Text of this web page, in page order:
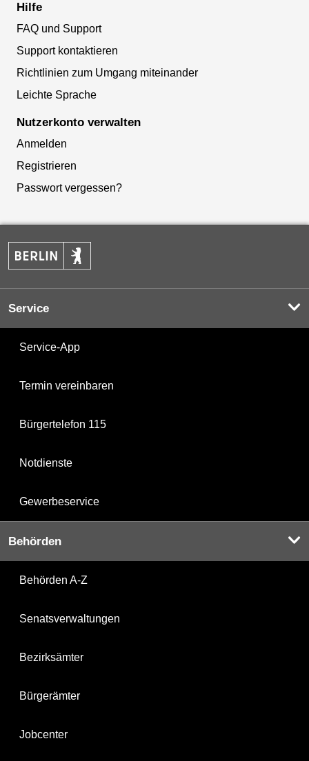
Hilfe
FAQ und Support
Support kontaktieren
Richtlinien zum Umgang miteinander
Leichte Sprache
Nutzerkonto verwalten
Anmelden
Registrieren
Passwort vergessen?
Service
Service-App
Termin vereinbaren
Bürgertelefon 115
Notdienste
Gewerbeservice
Behörden
Behörden A-Z
Senatsverwaltungen
Bezirksämter
Bürgerämter
Jobcenter